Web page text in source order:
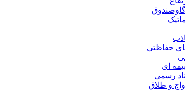
حفاظتی
ای
رسمی
و طلاق